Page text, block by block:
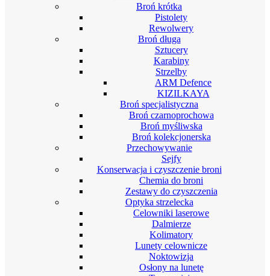
Broń krótka
Pistolety
Rewolwery
Broń długa
Sztucery
Karabiny
Strzelby
ARM Defence
KIZILKAYA
Broń specjalistyczna
Broń czarnoprochowa
Broń myśliwska
Broń kolekcjonerska
Przechowywanie
Sejfy
Konserwacja i czyszczenie broni
Chemia do broni
Zestawy do czyszczenia
Optyka strzelecka
Celowniki laserowe
Dalmierze
Kolimatory
Lunety celownicze
Noktowizja
Osłony na lunetę